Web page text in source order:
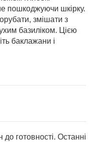
пошкоджуючи шкірку.
змішати з
базиліком. Цією
баклажани і
готовності. Останні